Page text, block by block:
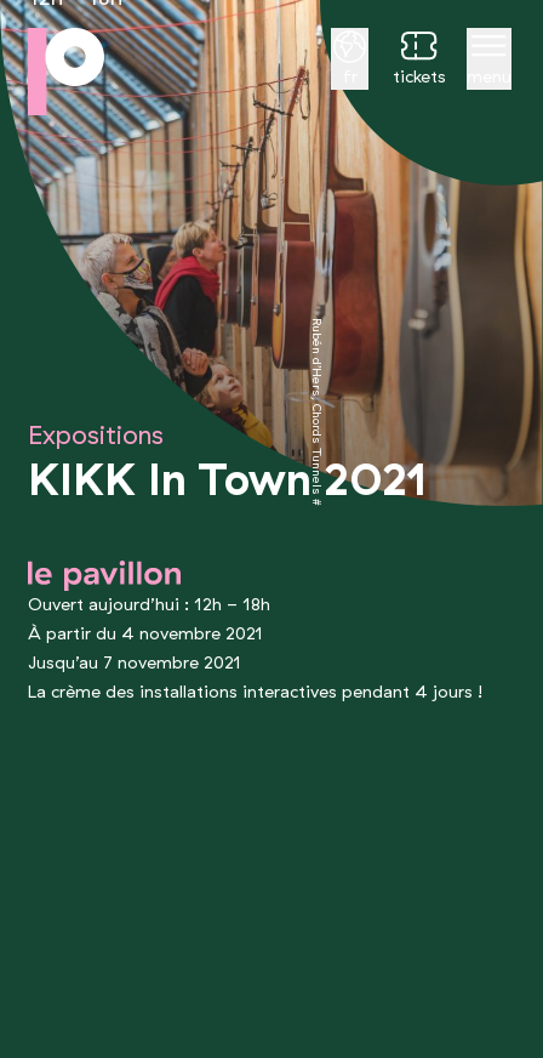
Françaistickets
Rubén d’Hers, Chords Tunnels #2, 2019 © Simon Fusillier
Expositions
KIKK In Town 2021
le pavillon
Ouvert aujourd’hui : 12h - 18h
À partir du 4 novembre 2021
Jusqu’au 7 novembre 2021
La crème des installations interactives pendant 4 jours !